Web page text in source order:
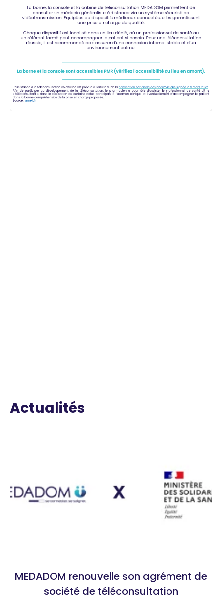
Actualités
MEDADOM renouvelle son agrément de
société de téléconsultation